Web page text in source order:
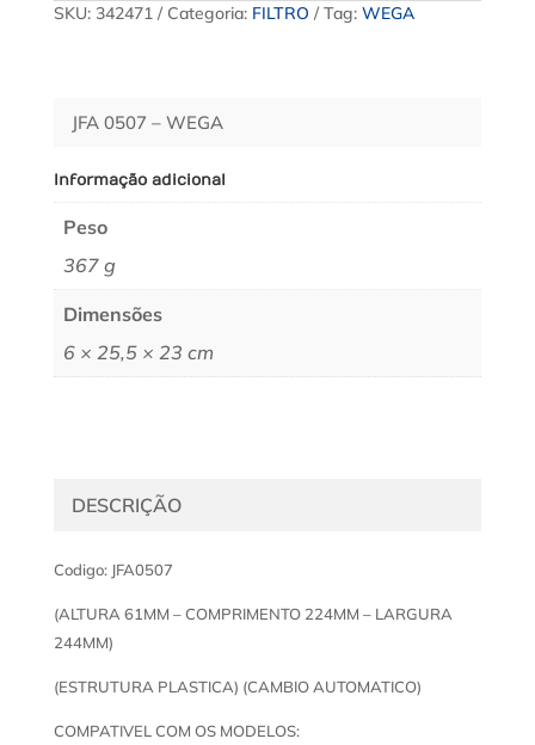
SKU: 342471 Categoria: FILTRO Tag: WEGA
JFA 0507 – WEGA
Informação adicional
Peso
367 g
Dimensões
6 × 25,5 × 23 cm
DESCRIÇÃO
Codigo: JFA0507
(ALTURA 61MM – COMPRIMENTO 224MM – LARGURA
244MM)
(ESTRUTURA PLASTICA) (CAMBIO AUTOMATICO)
COMPATIVEL COM OS MODELOS: